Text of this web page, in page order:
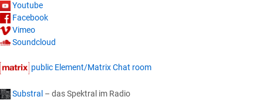
Youtube
Facebook
Vimeo
Soundcloud
public Element/Matrix Chat room
Substral – das Spektral im Radio